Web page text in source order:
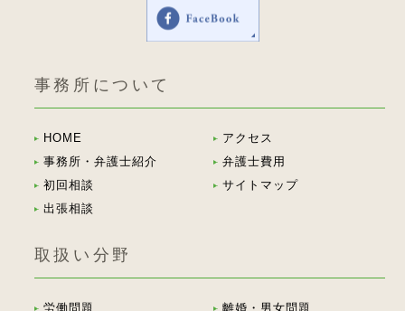
事務所について
HOME
事務所・弁護士紹介
初回相談
出張相談
アクセス
弁護士費用
サイトマップ
取扱い分野
労働問題 離婚・男女問題